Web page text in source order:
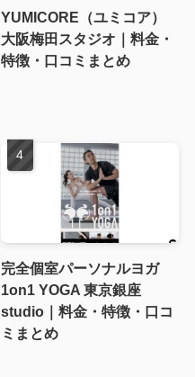
YUMICORE（ユミコア）
大阪梅田スタジオ｜料金・
特徴・口コミまとめ
完全個室パーソナルヨガ
1on1 YOGA 東京銀座
studio｜料金・特徴・口コ
ミまとめ